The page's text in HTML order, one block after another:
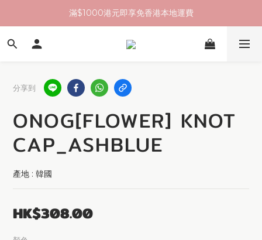
滿$1000港元即享免香港本地運費
分享到
ONOG[FLOWER] KNOT
CAP_ASHBLUE
產地 : 韓國
HK$308.00